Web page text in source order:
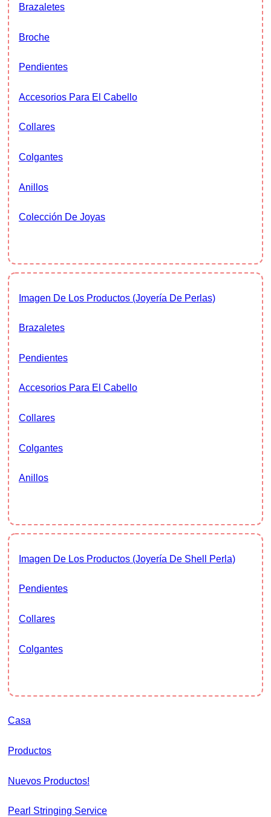
Brazaletes
Broche
Pendientes
Accesorios Para El Cabello
Collares
Colgantes
Anillos
Colección De Joyas
Imagen De Los Productos (joyería De Perlas)
Brazaletes
Pendientes
Accesorios Para El Cabello
Collares
Colgantes
Anillos
Imagen De Los Productos (Joyería De Shell Perla)
Pendientes
Collares
Colgantes
Casa
Productos
Nuevos Productos!
Pearl Stringing Service